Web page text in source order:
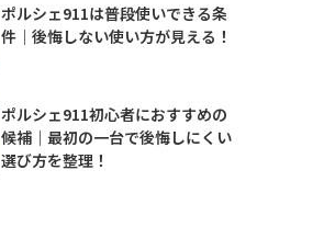
ポルシェ911は普段使いできる条
件｜後悔しない使い方が見える！
ポルシェ911初心者におすすめの
候補｜最初の一台で後悔しにくい
選び方を整理！